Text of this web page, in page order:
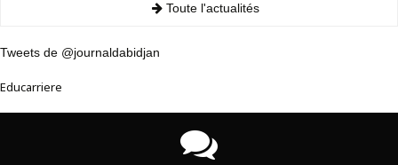
Toute l'actualités
Tweets de @journaldabidjan
Educarriere